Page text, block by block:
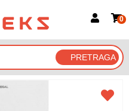
Prijavite se Google nalogom
0